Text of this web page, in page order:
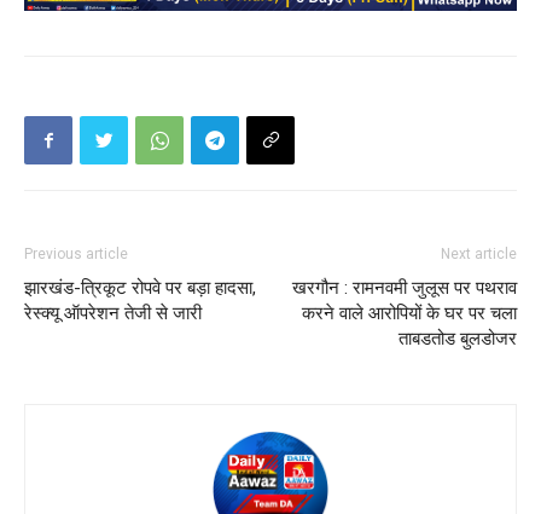
Previous article
झारखंड-त्रिकूट रोपवे पर बड़ा हादसा,
रेस्क्यू ऑपरेशन तेजी से जारी
Next article
खरगौन : रामनवमी जुलूस पर पथराव
करने वाले आरोपियों के घर पर चला
ताबडतोड बुलडोजर